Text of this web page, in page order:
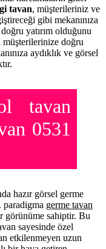
tavan, müşterileriniz ve
gibi mekanınıza
yatırım olduğunu
müşterilerinize doğru
aydıklık ve görsel
tavan
0531
hazır görsel germe
paradigma germe tavan
görünüme sahiptir. Bu
sayesinde özel
etkilenmeyen uzun